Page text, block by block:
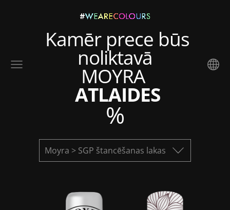
Kamēr prece būs
noliktavā
MOYRA
ATLAIDES
%
Moyra > SGP štancēšanas lakas